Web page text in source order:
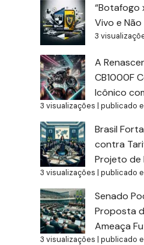
“Botafogo
Vivo e Não
3
A
CB1000F
Icônico
3 visualizações |publicado
Brasil
contra
Projeto de
3 visualizações |publicado
Senado
Proposta
Ameaça
3 visualizações |publicado